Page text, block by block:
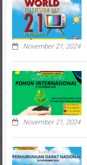
November 21, 2024
November 21, 2024